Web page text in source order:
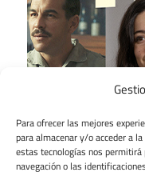
Para ofrecer las mejores
para almacenar y/o acceder a
estas tecnologías nos
navegación o las